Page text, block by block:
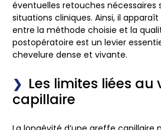
éventuelles retouches nécessaires
situations cliniques. Ainsi, il
entre la méthode choisie et la
postopératoire est un levier
chevelure dense et vivante.
Les limites liées au
capillaire